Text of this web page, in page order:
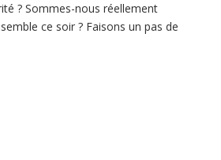
? Sommes-nous réellement
ce soir ? Faisons un pas de